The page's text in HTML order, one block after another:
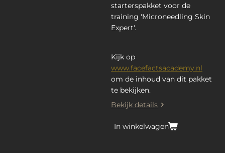
starterspakket voor de
training 'Microneedling Skin
Expert'.
Kijk op
www.facefactsacademy.nl
om de inhoud van dit pakket
te bekijken.
Bekijk details
In winkelwagen